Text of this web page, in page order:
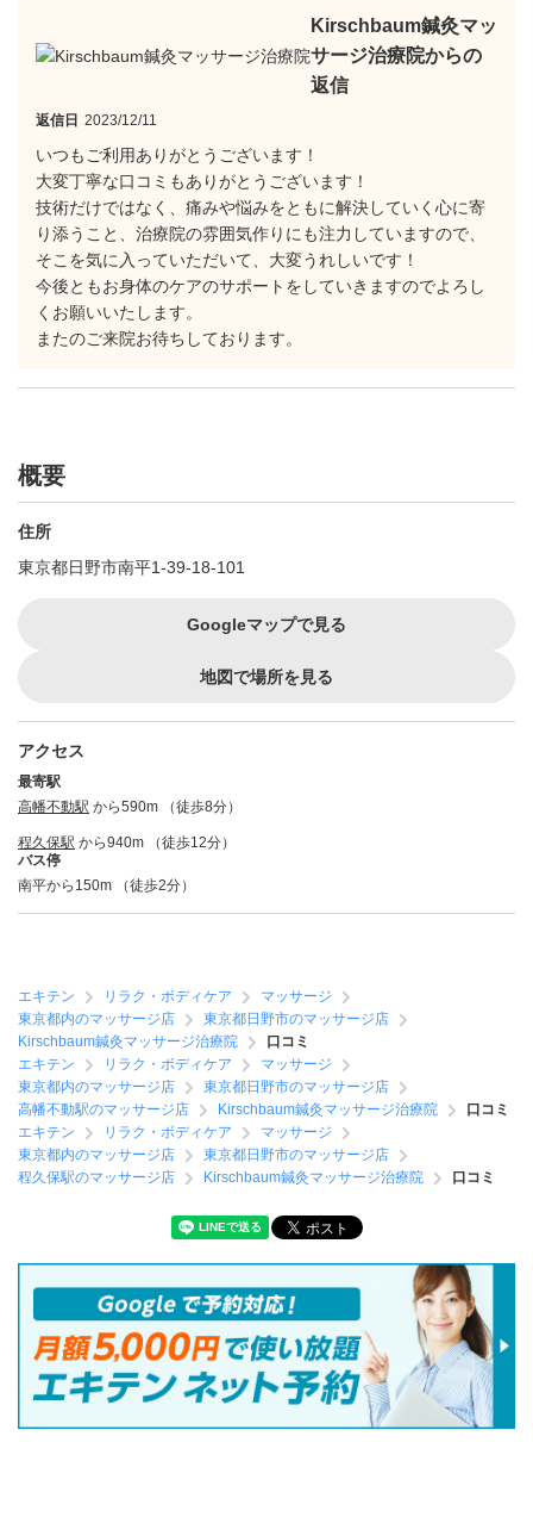
Kirschbaum鍼灸マッ
サージ治療院からの
返信
返信日 2023/12/11
いつもご利用ありがとうございます！
大変丁寧な口コミもありがとうございます！
技術だけではなく、痛みや悩みをともに解決していく心に寄
り添うこと、治療院の雰囲気作りにも注力していますので、
そこを気に入っていただいて、大変うれしいです！
今後ともお身体のケアのサポートをしていきますのでよろし
くお願いいたします。
またのご来院お待ちしております。
概要
住所
東京都日野市南平1-39-18-101
Googleマップで見る
地図で場所を見る
アクセス
最寄駅
高幡不動駅 から590m （徒歩8分）
程久保駅 から940m （徒歩12分）
バス停
南平から150m （徒歩2分）
エキテン リラク・ボディケア
マッサージ
東京都内のマッサージ店
東京都日野市のマッサージ店
Kirschbaum鍼灸マッサージ治療院
口コミ
エキテン
リラク・ボディケア
マッサージ
東京都内のマッサージ店
東京都日野市のマッサージ店
高幡不動駅のマッサージ店
Kirschbaum鍼灸マッサージ治療院
口コミ
エキテン
リラク・ボディケア
マッサージ
東京都内のマッサージ店
東京都日野市のマッサージ店
程久保駅のマッサージ店
Kirschbaum鍼灸マッサージ治療院 口コミ